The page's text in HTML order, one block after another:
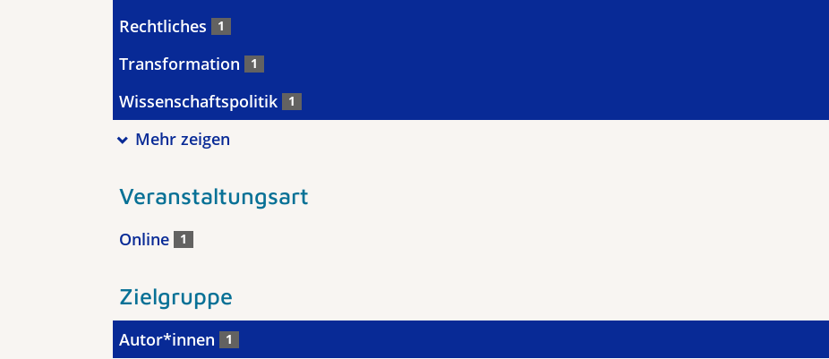
Rechtliches 1
Transformation 1
Wissenschaftspolitik 1
Mehr zeigen
Veranstaltungsart
Online 1
Zielgruppe
Autor*innen 1